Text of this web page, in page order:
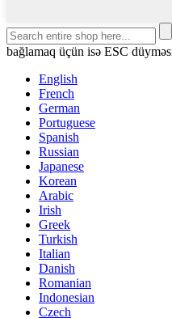
bağlamaq üçün isə ESC
English
French
German
Portuguese
Spanish
Russian
Japanese
Korean
Arabic
Irish
Greek
Turkish
Italian
Danish
Romanian
Indonesian
Czech